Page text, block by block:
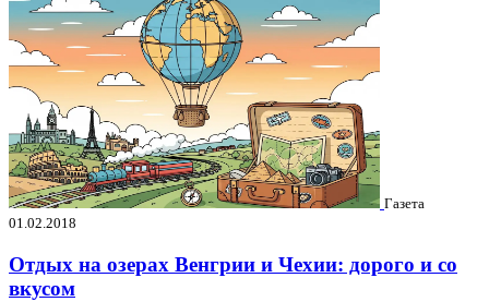
Газета
01.02.2018
Отдых на озерах Венгрии и Чехии: дорого и со
вкусом